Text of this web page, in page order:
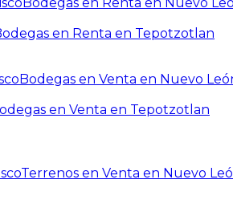
en Renta en Tepotzotlan
Bodegas en Venta en Nuevo
en Venta en Tepotzotlan
Terrenos en Venta en Nuevo